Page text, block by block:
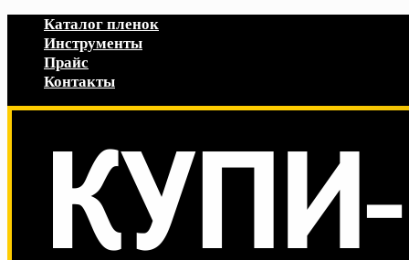
Каталог пленок
Инструменты
Прайс
Контакты